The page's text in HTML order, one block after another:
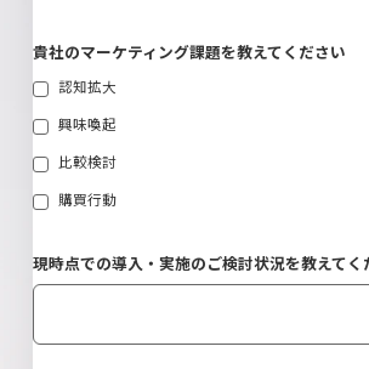
貴社のマーケティング課題を教えてください
認知拡大
興味喚起
比較検討
購買行動
現時点での導入・実施のご検討状況を教えてく